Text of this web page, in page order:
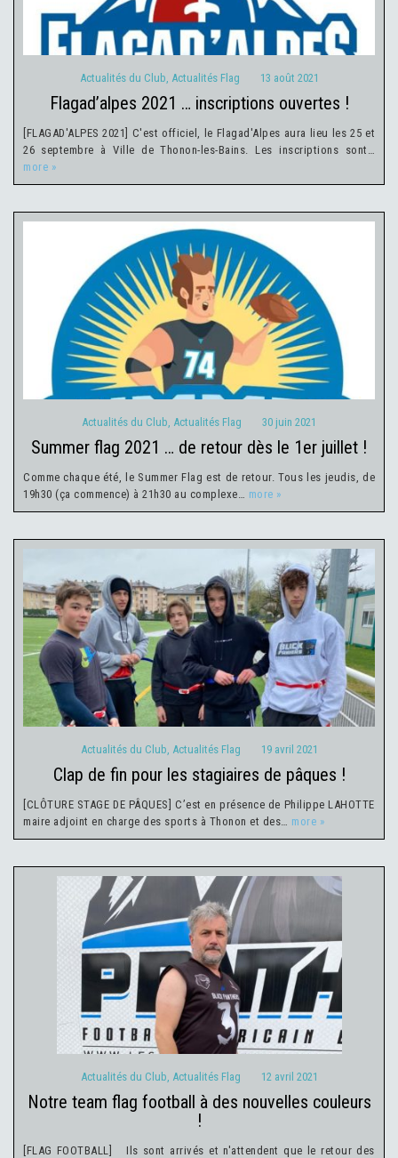
Actualités du Club Actualités Flag 13 août 2021
flagad’alpes 2021 … inscriptions ouvertes !
[FLAGAD'ALPES 2021] C'est officiel, le Flagad'Alpes aura lieu les 25 et
26 septembre à Ville de Thonon-les-Bains. Les inscriptions sont…
more »
Actualités du Club Actualités Flag 30 juin 2021
Actualités du Club Actualités Flag 30 juin 2021
summer flag 2021 … de retour dès le 1er juillet !
Comme chaque été, le Summer Flag est de retour. Tous les jeudis, de
19h30 (ça commence) à 21h30 au complexe…
more »
Actualités du Club Actualités Flag 19 avril 2021
Actualités du Club Actualités Flag 19 avril 2021
clap de fin pour les stagiaires de pâques !
[CLÔTURE STAGE DE PÂQUES] C’est en présence de Philippe LAHOTTE
maire adjoint en charge des sports à Thonon et des…
more »
Actualités du Club Actualités Flag 12 avril 2021
Actualités du Club, Actualités Flag 12 avril 2021
notre team flag football à des nouvelles couleurs
!
[FLAG FOOTBALL] Ils sont arrivés et n'attendent que le retour des